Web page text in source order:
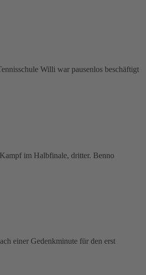
Willi war pausenlos beschäftigt
im Halbfinale, dritter. Benno
einer Gedenkminute für den erst